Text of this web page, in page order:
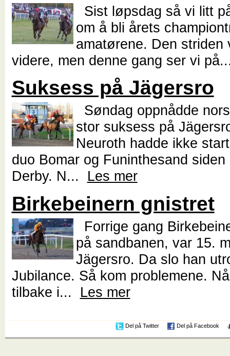
Sist løpsdag så vi litt
om å bli årets
amatørene. Den striden
videre, men denne gang ser vi
Suksess på Jägersro
Søndag oppnådde
stor suksess på
Neuroth hadde ikke
duo Bomar og Funinthesand siden
Derby. N... Les mer
Birkebeinern gnistret
Forrige gang
på sandbanen, var 15.
Jägersro. Da slo han
Jubilance. Så kom problemene.
tilbake i... Les mer
Del på Twitter Del på Facebook